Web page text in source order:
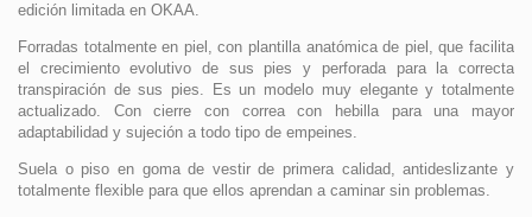
edición limitada en OKAA.
Forradas totalmente en piel, con plantilla anatómica de piel, que facilita
el crecimiento evolutivo de sus pies y perforada para la correcta
transpiración de sus pies. Es un modelo muy elegante y totalmente
actualizado. Con cierre con correa con hebilla para una mayor
adaptabilidad y sujeción a todo tipo de empeines.
Suela o piso en goma de vestir de primera calidad, antideslizante y
totalmente flexible para que ellos aprendan a caminar sin problemas.